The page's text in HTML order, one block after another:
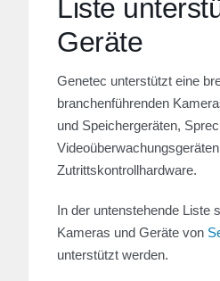
Liste
Geräte
Genetec unterstützt eine
branchenführenden
und Speichergeräten,
Zutrittskontrollhardware.
In der untenstehende Liste
Kameras und Geräte von
unterstützt werden.